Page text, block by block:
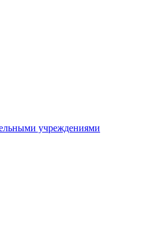
учреждениями